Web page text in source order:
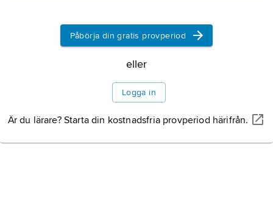
Påbörja din gratis provperiod
eller
Logga in
Är du lärare? Starta din kostnadsfria provperiod härifrån.